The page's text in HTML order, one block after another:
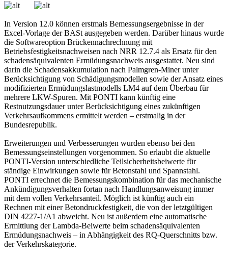
In Version 12.0 können erstmals Bemessungsergebnisse in der
Excel-Vorlage der BASt ausgegeben werden. Darüber hinaus wurde
die Softwareoption Brückennachrechnung mit
Betriebsfestigkeitsnachweisen nach NRR 12.7.4 als Ersatz für den
schadensäquivalenten Ermüdungsnachweis ausgestattet. Neu sind
darin die Schadensakkumulation nach Palmgren-Miner unter
Berücksichtigung von Schädigungsmodellen sowie der Ansatz eines
modifizierten Ermüdungslastmodells LM4 auf dem Überbau für
mehrere LKW-Spuren. Mit PONTI kann künftig eine
Restnutzungsdauer unter Berücksichtigung eines zukünftigen
Verkehrsaufkommens ermittelt werden – erstmalig in der
Bundesrepublik.
Erweiterungen und Verbesserungen wurden ebenso bei den
Bemessungseinstellungen vorgenommen. So erlaubt die aktuelle
PONTI-Version unterschiedliche Teilsicherheitsbeiwerte für
ständige Einwirkungen sowie für Betonstahl und Spannstahl.
PONTI errechnet die Bemessungskombination für das mechanische
Ankündigungsverhalten fortan nach Handlungsanweisung immer
mit dem vollen Verkehrsanteil. Möglich ist künftig auch ein
Rechnen mit einer Betondruckfestigkeit, die von der letztgültigen
DIN 4227-1/A1 abweicht. Neu ist außerdem eine automatische
Ermittlung der Lambda-Beiwerte beim schadensäquivalenten
Ermüdungsnachweis – in Abhängigkeit des RQ-Querschnitts bzw.
der Verkehrskategorie.